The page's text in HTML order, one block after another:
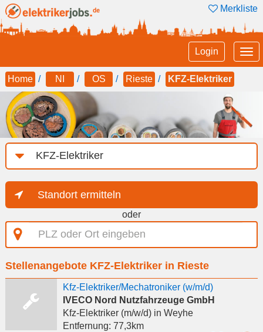
Merkliste
Login
Home NI OS Rieste KFZ-Elektriker
Job-
Kategorie
Standort ermitteln
oder
PLZ
oder
eingeben
Stellenangebote KFZ-Elektriker in Rieste
Kfz-Elektriker/Mechatroniker (w/m/d)
IVECO Nord Nutzfahrzeuge GmbH
Kfz-Elektriker (m/w/d)in Weyhe
Entfernung: 77,3km